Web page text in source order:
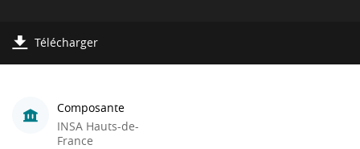
Télécharger
Composante
INSA Hauts-de-
France